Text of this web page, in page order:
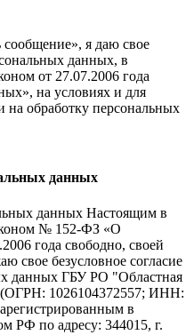
я даю свое
данных, в
от 27.07.2006 года
на условиях и для
на обработку персональных
данных
данных Настоящим в
№ 152-ФЗ «О
года свободно, своей
свое безусловное согласие
данных ГБУ РО "Областная
(ОГРН: 1026104372557; ИНН:
в
РФ по адресу: 344015, г.